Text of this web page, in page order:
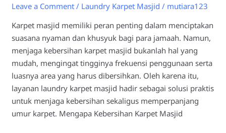
Leave a Comment / Laundry Karpet Masjid / mutiara123
Karpet masjid memiliki peran penting dalam menciptakan
suasana nyaman dan khusyuk bagi para jamaah. Namun,
menjaga kebersihan karpet masjid bukanlah hal yang
mudah, mengingat tingginya frekuensi penggunaan serta
luasnya area yang harus dibersihkan. Oleh karena itu,
layanan laundry karpet masjid hadir sebagai solusi praktis
untuk menjaga kebersihan sekaligus memperpanjang
umur karpet. Mengapa Kebersihan Karpet Masjid